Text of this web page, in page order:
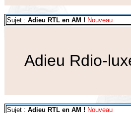
Sujet : Adieu RTL en AM ! Nouveau
Adieu Rdio-
Sujet : Adieu RTL en AM ! Nouveau